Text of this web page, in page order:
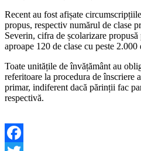
Recent au fost afișate
propus, respectiv numărul de clase
Severin, cifra de școlarizare
aproape 120 de clase cu peste 2.000
Toate unitățile de învățământ au
referitoare la procedura de înscriere
primar, indiferent dacă părinții fac
respectivă.